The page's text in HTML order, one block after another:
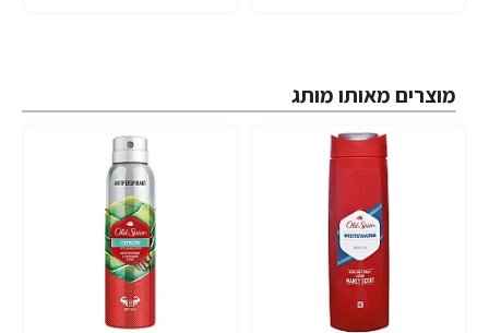
מוצרים מאותו מותג